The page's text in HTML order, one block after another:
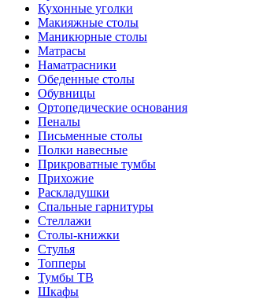
Кухонные уголки
Макияжные столы
Маникюрные столы
Матрасы
Наматрасники
Обеденные столы
Обувницы
Ортопедические основания
Пеналы
Письменные столы
Полки навесные
Прикроватные тумбы
Прихожие
Раскладушки
Спальные гарнитуры
Стеллажи
Столы-книжки
Стулья
Топперы
Тумбы ТВ
Шкафы